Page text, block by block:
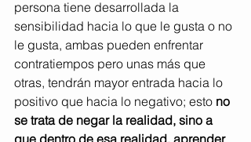
persona tiene desarrollada la
sensibilidad hacia lo que le gusta o no
le gusta, ambas pueden enfrentar
contratiempos pero unas más que
otras, tendrán mayor entrada hacia lo
positivo que hacia lo negativo; esto no
se trata de negar la realidad, sino a